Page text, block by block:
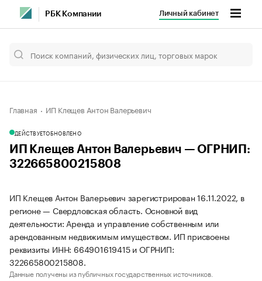
РБК Компании Личный кабинет
Главная ИП Клещев Антон Валерьевич
ДЕЙСТВУЕТОБНОВЛЕНО
ИП Клещев Антон Валерьевич — ОГРНИП:
322665800215808
ИП Клещев Антон Валерьевич зарегистрирован 16.11.2022, в
регионе — Свердловская область. Основной вид
деятельности: Аренда и управление собственным или
арендованным недвижимым имуществом. ИП присвоены
реквизиты ИНН: 664901619415 и ОГРНИП:
322665800215808.
Данные получены из публичных государственных источников.